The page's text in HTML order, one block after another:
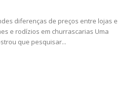
diferenças de preços entre lojas e
e rodízios em churrascarias Uma
que pesquisar...